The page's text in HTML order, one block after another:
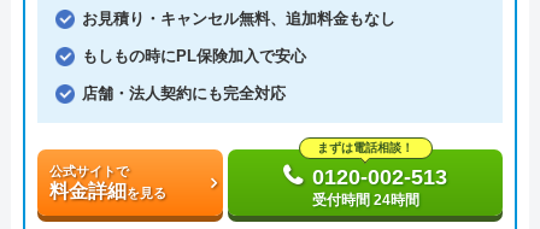
お見積り・キャンセル無料、追加料金もなし
もしもの時にPL保険加入で安心
店舗・法人契約にも完全対応
公式サイトで
料金詳細を見る
まずは電話相談！
0120-002-513
受付時間 24時間